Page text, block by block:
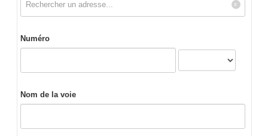
Numéro
Nom de la voie